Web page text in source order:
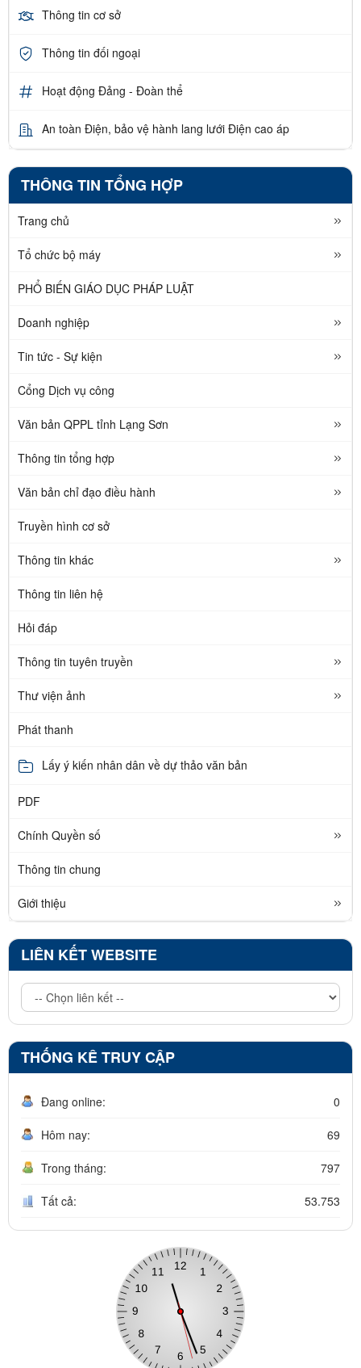
Thông tin cơ sở
Thông tin đối ngoại
Hoạt động Đảng - Đoàn thể
An toàn Điện, bảo vệ hành lang lưới Điện cao áp
THÔNG TIN TỔNG HỢP
Trang chủ
Tổ chức bộ máy
PHỔ BIẾN GIÁO DỤC PHÁP LUẬT
Doanh nghiệp
Tin tức - Sự kiện
Cổng Dịch vụ công
Văn bản QPPL tỉnh Lạng Sơn
Thông tin tổng hợp
Văn bản chỉ đạo điều hành
Truyền hình cơ sở
Thông tin khác
Thông tin liên hệ
Hỏi đáp
Thông tin tuyên truyền
Thư viện ảnh
Phát thanh
Lấy ý kiến nhân dân về dự thảo văn bản
PDF
Chính Quyền số
Thông tin chung
Giới thiệu
LIÊN KẾT WEBSITE
THỐNG KÊ TRUY CẬP
Đang online: 0
Hôm nay: 69
Trong tháng: 797
Tất cả: 53.753